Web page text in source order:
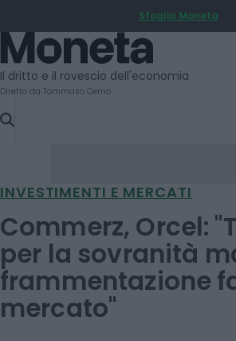
TO
CONTENT
Sfoglia Moneta
Moneta
Il dritto e il rovescio dell'economia
Diretto da Tommaso Cerno
INVESTIMENTI E MERCATI
Commerz, Orcel:
per la sovranità
frammentazione
mercato"